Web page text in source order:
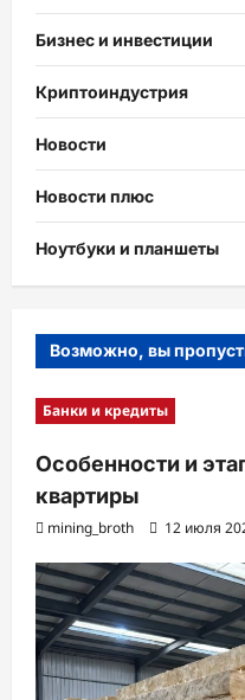
Бизнес и инвестиции
Криптоиндустрия
Новости
Новости плюс
Ноутбуки и планшеты
Возможно, вы
Банки и кредиты
Особенности и
квартиры
mining_broth 12 июля